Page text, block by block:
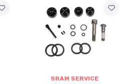
SRAM SERVICE